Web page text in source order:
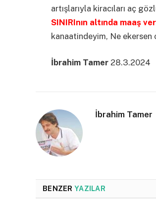
artışlarıyla kiracıları aç
SINIRInın altında maaş
kanaatindeyim, Ne ekersen
İbrahim Tamer 28.3.2024
İbrahim Tamer
BENZER YAZILAR